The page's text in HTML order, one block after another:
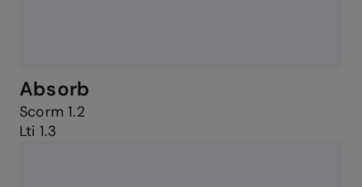
Absorb
Scorm 1.2
Lti 1.3